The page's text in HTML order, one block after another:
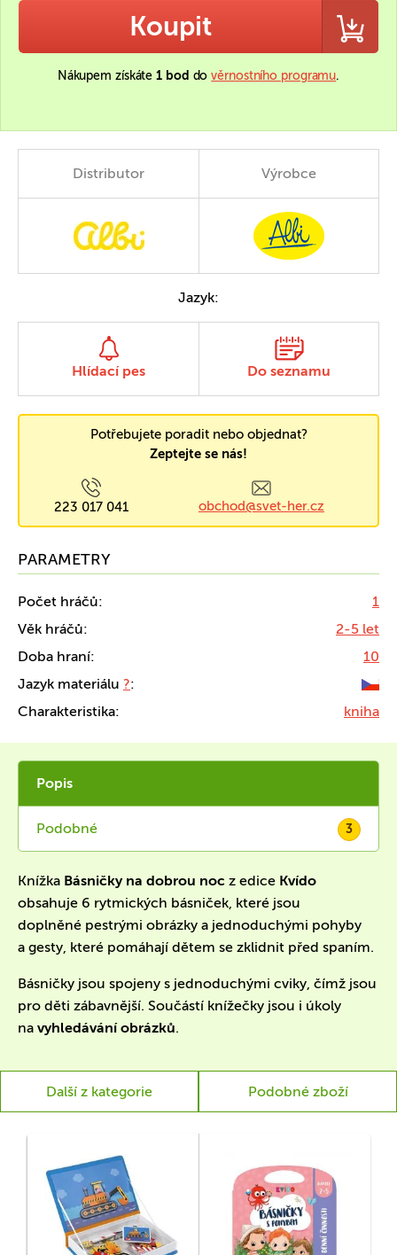
Koupit
Nákupem získáte1 bod dověrnostního programu.
Distributor Výrobce
Jazyk:
Hlídací pes Do seznamu
Potřebujete poradit nebo objednat?
Zeptejte se nás!
223 017 041 obchod@svet-her.cz
PARAMETRY
Počet hráčů:
1
Věk hráčů:
2-5 let
Doba hraní:
10
Jazyk materiálu ?:
Charakteristika:
kniha
Popis
Podobné 3
Knížka Básničky na dobrou noc z edice Kvído
obsahuje 6 rytmických básniček, které jsou
doplněné pestrými obrázky a jednoduchými pohyby
a gesty, které pomáhají dětem se zklidnit před spaním.
Básničky jsou spojeny s jednoduchými cviky, čímž jsou
pro děti zábavnější. Součástí knížečky jsou i úkoly
na vyhledávání obrázků.
Další z kategorie Podobné zboží